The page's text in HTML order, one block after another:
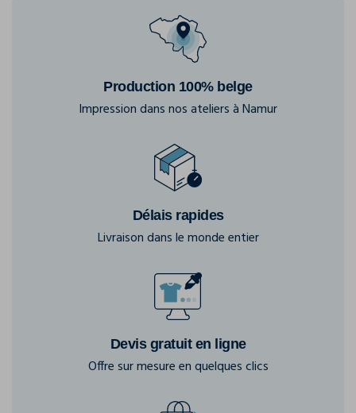
Production 100% belge
Impression dans nos ateliers à Namur
Délais rapides
Livraison dans le monde entier
Devis gratuit en ligne
Offre sur mesure en quelques clics